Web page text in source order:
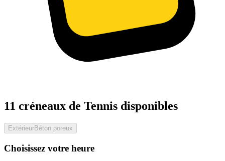
11 créneaux de Tennis disponibles
ExtérieurBéton poreux
Choisissez votre heure